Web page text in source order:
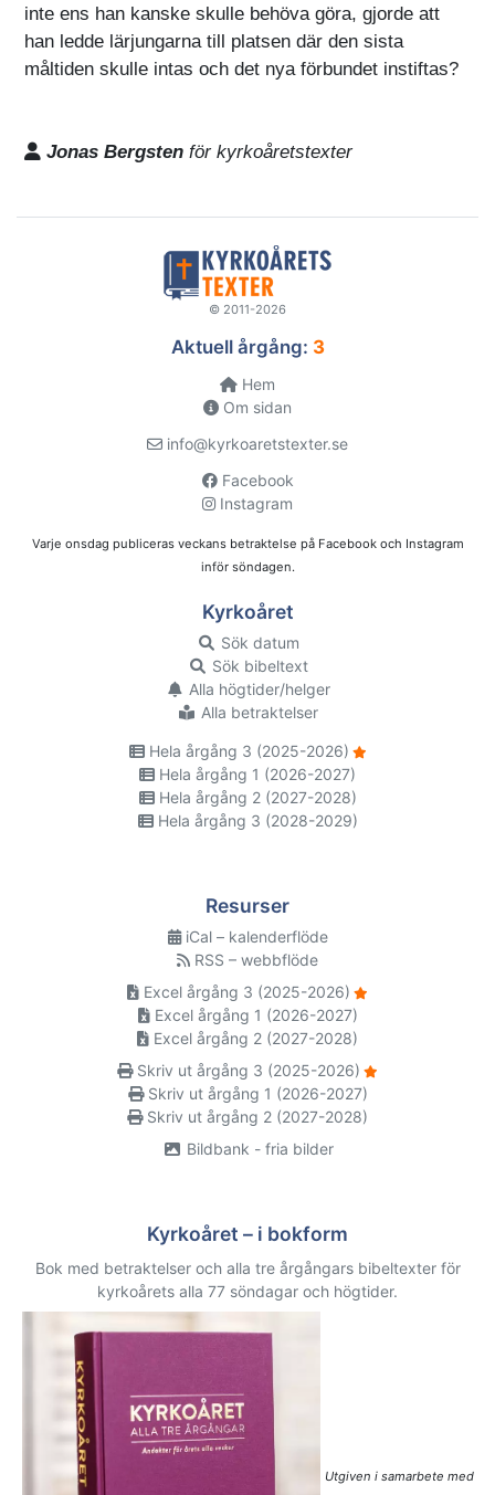
inte ens han kanske skulle behöva göra, gjorde att
han ledde lärjungarna till platsen där den sista
måltiden skulle intas och det nya förbundet instiftas?
Jonas Bergsten för kyrkoåretstexter
© 2011-2026
Aktuell årgång: 3
Hem
Om sidan
info@kyrkoaretstexter.se
Facebook
Instagram
Varje onsdag publiceras veckans betraktelse på Facebook och Instagram
inför söndagen.
Kyrkoåret
Sök datum
Sök bibeltext
Alla högtider/helger
Alla betraktelser
Hela årgång 3 (2025-2026)
Hela årgång 1 (2026-2027)
Hela årgång 2 (2027-2028)
Hela årgång 3 (2028-2029)
Resurser
iCal – kalenderflöde
RSS – webbflöde
Excel årgång 3 (2025-2026)
Excel årgång 1 (2026-2027)
Excel årgång 2 (2027-2028)
Skriv ut årgång 3 (2025-2026)
Skriv ut årgång 1 (2026-2027)
Skriv ut årgång 2 (2027-2028)
Bildbank - fria bilder
Kyrkoåret – i bokform
Bok med betraktelser och alla tre årgångars bibeltexter för
kyrkoårets alla 77 söndagar och högtider.
Utgiven i samarbete med